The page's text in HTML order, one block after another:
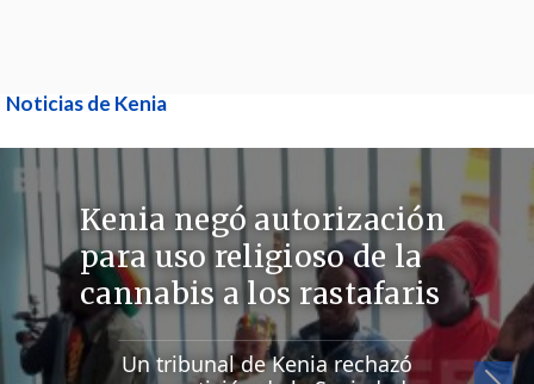
Noticias de Kenia
Kenia negó autorización
para uso religioso de la
cannabis a los rastafaris
Un tribunal de Kenia rechazó